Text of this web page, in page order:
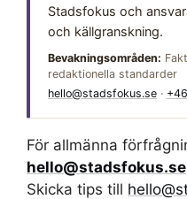
Stadsfokus och
och källgranskning.
Bevakningsområden:
redaktionella standarder
hello@stadsfokus.se ·
För allmänna
hello@stadsfokus.se
Skicka tips till